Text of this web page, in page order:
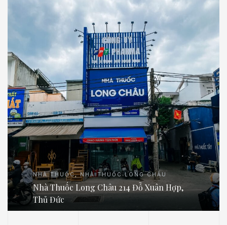
NHÀ THUỐC,NHÀ THUỐC LONG CHÂU
Nhà Thuốc Long Châu 214 Đỗ Xuân Hợp,
Thủ Đức